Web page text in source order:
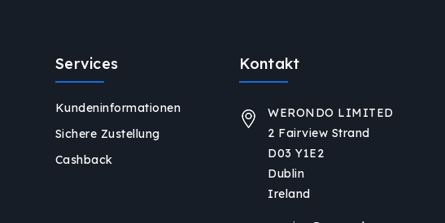
Kontakt
WERONDO LIMITED
2 Fairview Strand
D03 Y1E2
Dublin
Ireland
Services
Kundeninformationen
Sichere Zustellung
Cashback